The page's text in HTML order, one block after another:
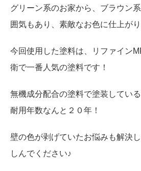
グリーン系のお家から、ブラウン
囲気もあり、素敵なお色に仕上が
今回使用した塗料は、リファイン
衛で一番人気の塗料です！
無機成分配合の塗料で塗装してい
耐用年数なんと２０年！
壁の色が剥げていたお悩みも解決
しんでください♪